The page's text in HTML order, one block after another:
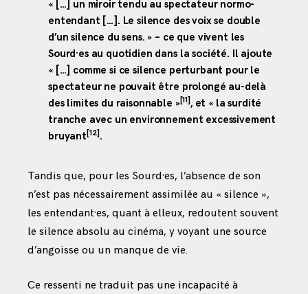
« […] un miroir tendu au spectateur normo-
entendant […]. Le silence des voix se double
d’un silence du sens. » – ce que vivent les
Sourd·es au quotidien dans la société. Il ajoute
« […] comme si ce silence perturbant pour le
spectateur ne pouvait être prolongé au-delà
des limites du raisonnable »[11], et « la surdité
tranche avec un environnement excessivement
bruyant [12] .
Tandis que, pour les Sourd·es, l’absence de son
n’est pas nécessairement assimilée au « silence »,
les entendant·es, quant à elleux, redoutent souvent
le silence absolu au cinéma, y voyant une source
d’angoisse ou un manque de vie.
Ce ressenti ne traduit pas une incapacité à